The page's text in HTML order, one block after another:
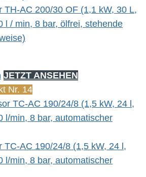
TH-AC 200/30 OF (1,1 kW, 30 L,
l / min, 8 bar, ölfrei, stehende
JETZT ANSEHEN
Nr. 14
TC-AC 190/24/8 (1,5 kW, 24 l,
l/min, 8 bar, automatischer